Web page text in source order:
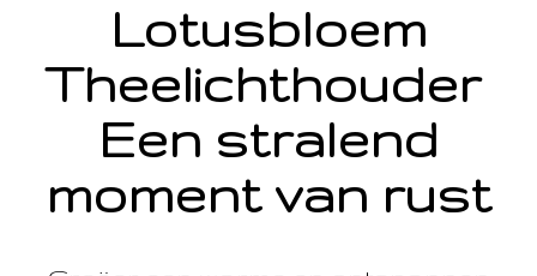
Lotusbloem
Theelichthouder
Een stralend
moment van rust